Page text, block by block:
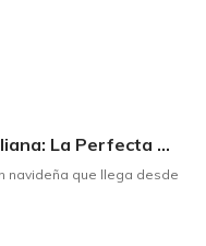
Celebrando la Navidad a la Italiana: La Perfecta Armonía entre Panettone y Espumante
navideña que llega desde